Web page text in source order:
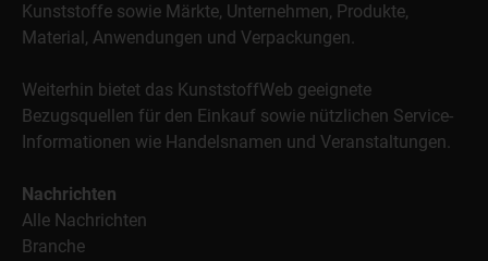
Kunststoffe sowie Märkte, Unternehmen, Produkte,
Material, Anwendungen und Verpackungen.
Weiterhin bietet das KunststoffWeb geeignete
Bezugsquellen für den Einkauf sowie nützlichen Service-
Informationen wie Handelsnamen und Veranstaltungen.
Nachrichten
Alle Nachrichten
Branche